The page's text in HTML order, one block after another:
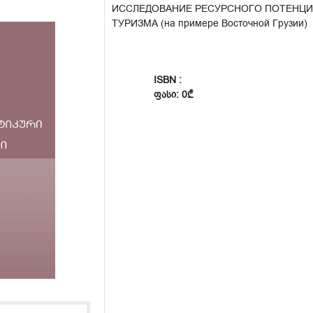
ИССЛЕДОВАНИЕ РЕСУРСНОГО
ТУРИЗМА (на примере Восточной Грузии)
ISBN :
ᲤᲐᲡᲘ: 0₾